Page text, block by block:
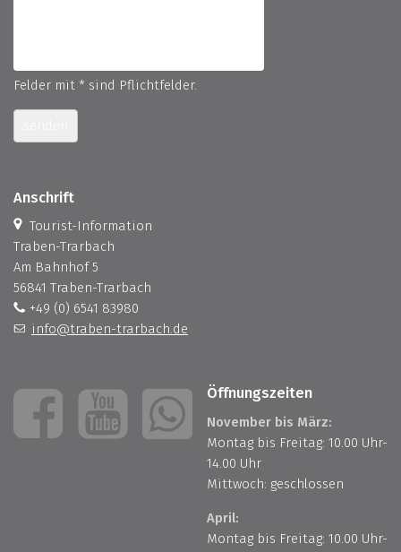
Felder mit * sind Pflichtfelder.
Anschrift
Tourist-Information
Traben-Trarbach
Am Bahnhof 5
56841 Traben-Trarbach
+49 (0) 6541 83980
info@traben-trarbach.de
Öffnungszeiten
November bis März:
Montag bis Freitag: 10.00 Uhr-
14.00 Uhr
Mittwoch: geschlossen
April:
Montag bis Freitag: 10.00 Uhr-